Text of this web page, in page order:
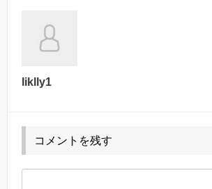
liklly1
コメントを残す